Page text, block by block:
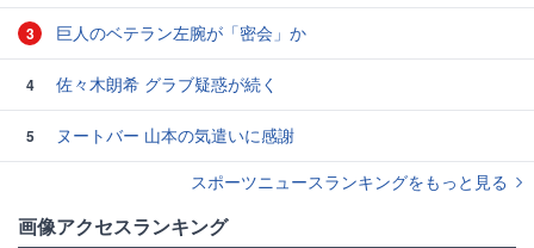
3 巨人のベテラン左腕が「密会」か
4 佐々木朗希 グラブ疑惑が続く
5
ヌートバー 山本の気遣いに感謝
スポーツニュースランキングをもっと見る
画像アクセスランキング